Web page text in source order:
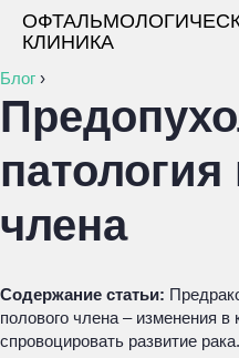
КЛИНИКА
Блог ›
члена
Содержание статьи:
полового члена – изменения в
спровоцировать развитие